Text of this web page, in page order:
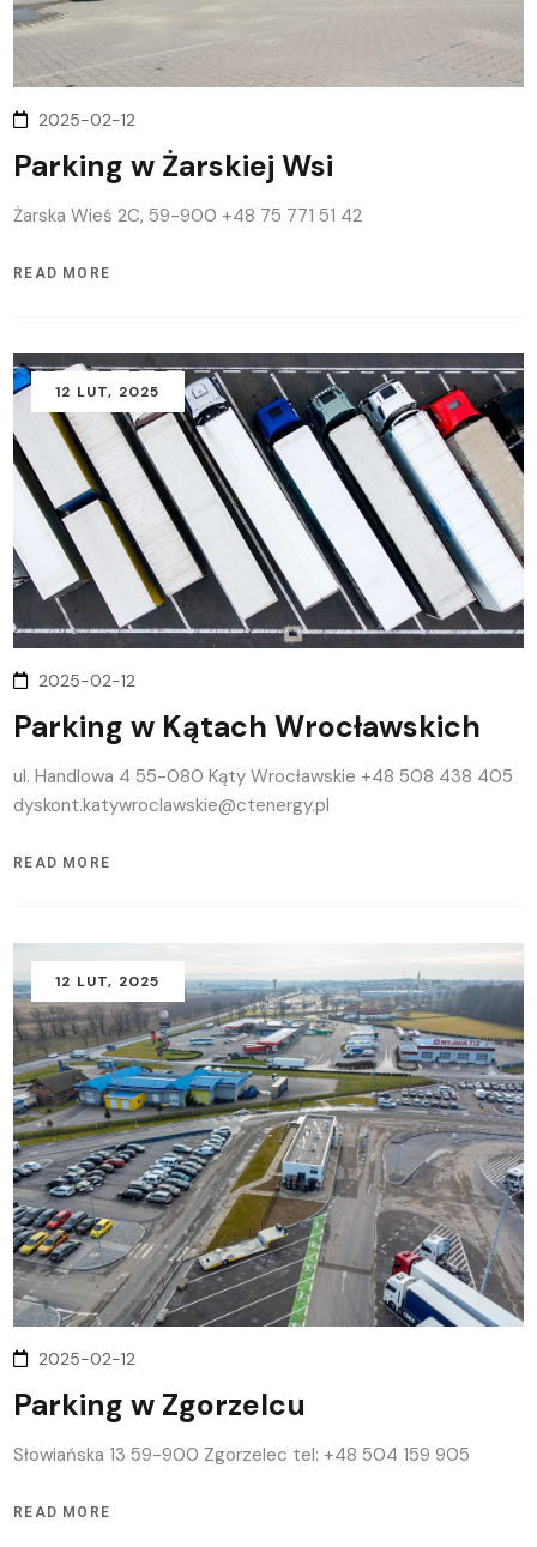
2025-02-12
Parking w Żarskiej Wsi
Żarska Wieś 2C, 59-900 +48 75 771 51 42
READ MORE
12 LUT, 2025
2025-02-12
Parking w Kątach Wrocławskich
ul. Handlowa 4 55-080 Kąty Wrocławskie +48 508 438 405
dyskont.katywroclawskie@ctenergy.pl
READ MORE
12 LUT, 2025
2025-02-12
Parking w Zgorzelcu
Słowiańska 13 59-900 Zgorzelec tel: +48 504 159 905
READ MORE